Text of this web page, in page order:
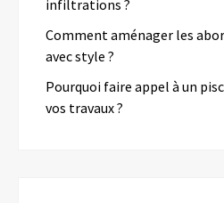
infiltrations ?
Comment aménager les
avec style ?
Pourquoi faire appel à un
vos travaux ?